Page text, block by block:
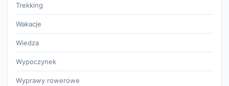
Trekking
Wakacje
Wiedza
Wypoczynek
Wyprawy rowerowe